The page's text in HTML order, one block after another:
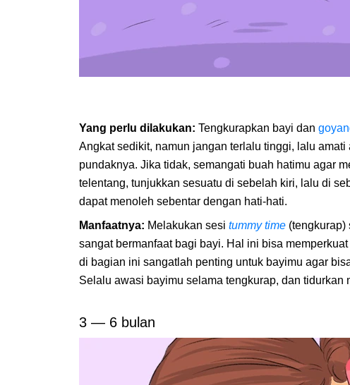
Yang perlu dilakukan: Tengkurapkan bayi dan
Angkat sedikit, namun jangan terlalu tinggi, lalu
pundaknya. Jika tidak, semangati buah hatimu agar
telentang, tunjukkan sesuatu di sebelah kiri, lalu di
dapat menoleh sebentar dengan hati-hati.
Manfaatnya: Melakukan sesi tummy time (tengkurap)
sangat bermanfaat bagi bayi. Hal ini bisa
di bagian ini sangatlah penting untuk bayimu agar
Selalu awasi bayimu selama tengkurap, dan tidurkan
3 — 6 bulan